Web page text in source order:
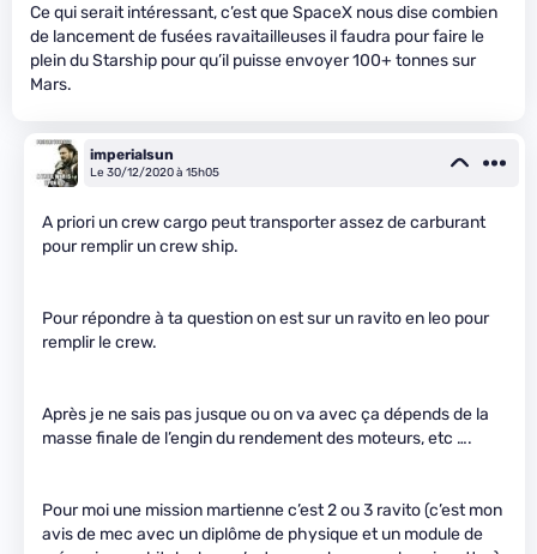
Ce qui serait intéressant, c’est que SpaceX nous dise combien
de lancement de fusées ravaitailleuses il faudra pour faire le
plein du Starship pour qu’il puisse envoyer 100+ tonnes sur
Mars.
imperialsun
Le 30/12/2020 à 15h05
A priori un crew cargo peut transporter assez de carburant
pour remplir un crew ship.
Pour répondre à ta question on est sur un ravito en leo pour
remplir le crew.
Après je ne sais pas jusque ou on va avec ça dépends de la
masse finale de l’engin du rendement des moteurs, etc ….
Pour moi une mission martienne c’est 2 ou 3 ravito (c’est mon
avis de mec avec un diplôme de physique et un module de